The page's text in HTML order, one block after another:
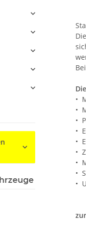
•
•
•
•
•
•
•
•
•